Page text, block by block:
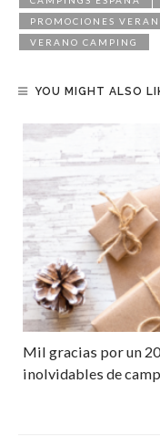
PROMOCIONES
VERANO CAMPING
YOU MIGHT ALSO
Mil gracias por un
inolvidables de